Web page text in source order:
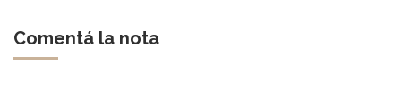
Comentá la nota